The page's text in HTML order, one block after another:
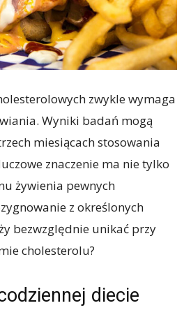
zwykle wymaga
Wyniki badań mogą
miesiącach stosowania
znaczenie ma nie tylko
żywienia pewnych
z określonych
bezwzględnie unikać przy
cholesterolu?
diecie